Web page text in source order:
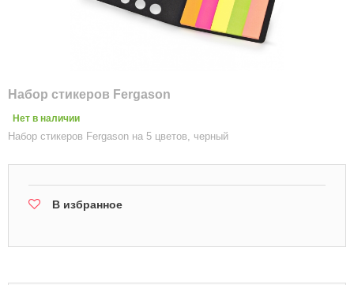
Набор стикеров Fergason
Нет в наличии
Набор стикеров Fergason на 5 цветов, черный
В избранное